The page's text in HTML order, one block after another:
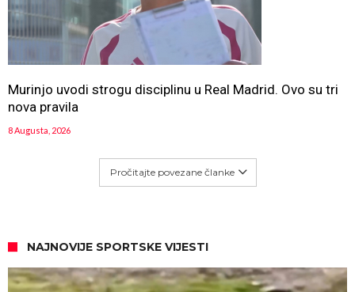
Murinjo uvodi strogu disciplinu u Real Madrid. Ovo su tri
nova pravila
8 Augusta, 2026
Pročitajte povezane članke
NAJNOVIJE SPORTSKE VIJESTI